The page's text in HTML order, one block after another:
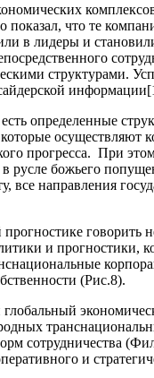
показал, что те
в лидеры и
структурами.
определенные
осуществляют
прогресса. При
в русле божьего
все направления
говорить
и прогностики,
(Рис.8).
сотрудничества
и